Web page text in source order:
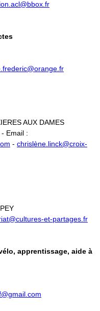
AUX DAMES
Email :
- chrislène.linck@croix-
et-partages.fr
apprentissage, aide à